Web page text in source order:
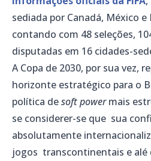
sediada por Canadá, México e
contando com 48 seleções,
disputadas em 16 cidades-
A Copa de 2030, por sua vez,
horizonte estratégico para o
política desoft powermais
se considerer-se que sua
absolutamente
jogos transcontinentais e